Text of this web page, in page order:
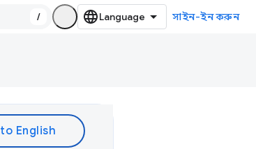
/ সাইন-ইন করুন